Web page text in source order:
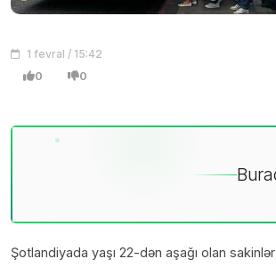
1 fevral / 15:42
0 0
Şotlandiyada yaşı 22-dən aşağı olan